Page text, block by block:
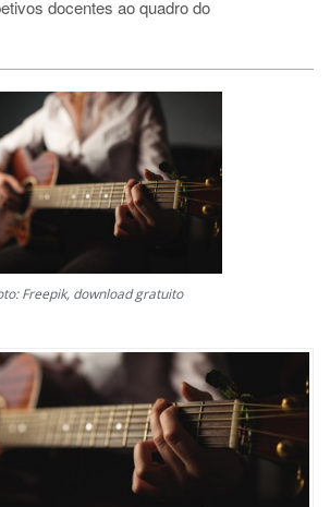
docentes ao quadro do
Freepik, download gratuito